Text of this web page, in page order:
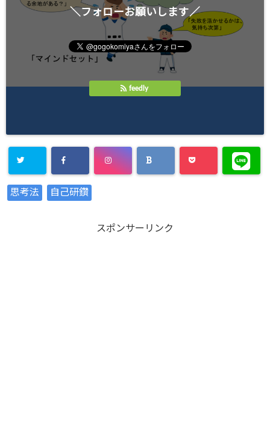
＼フォローお願いします／
feedly
思考法 自己研鑽
スポンサーリンク